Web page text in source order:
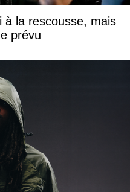
à la rescousse, mais
prévu